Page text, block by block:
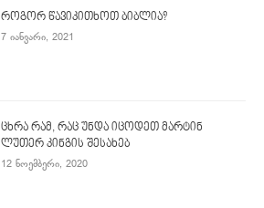
როგორ წავიკითხოთ ბიბლია?
7 იანვარი, 2021
ცხრა რამ, რაც უნდა იცოდეთ მარტინ
ლუთერ კინგის შესახებ
12 ნოემბერი, 2020